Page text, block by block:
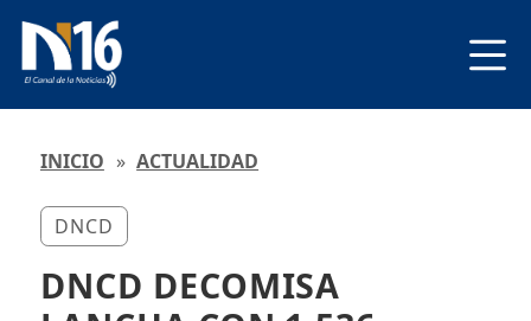
INICIO » ACTUALIDAD
DNCD
DNCD DECOMISA